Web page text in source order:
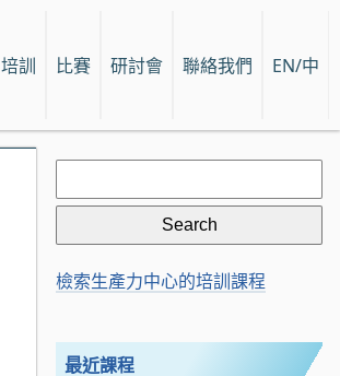
培訓 比賽 研討會 聯絡我們 EN/中
Search
for:
檢索生產力中心的培訓課程
最近課程